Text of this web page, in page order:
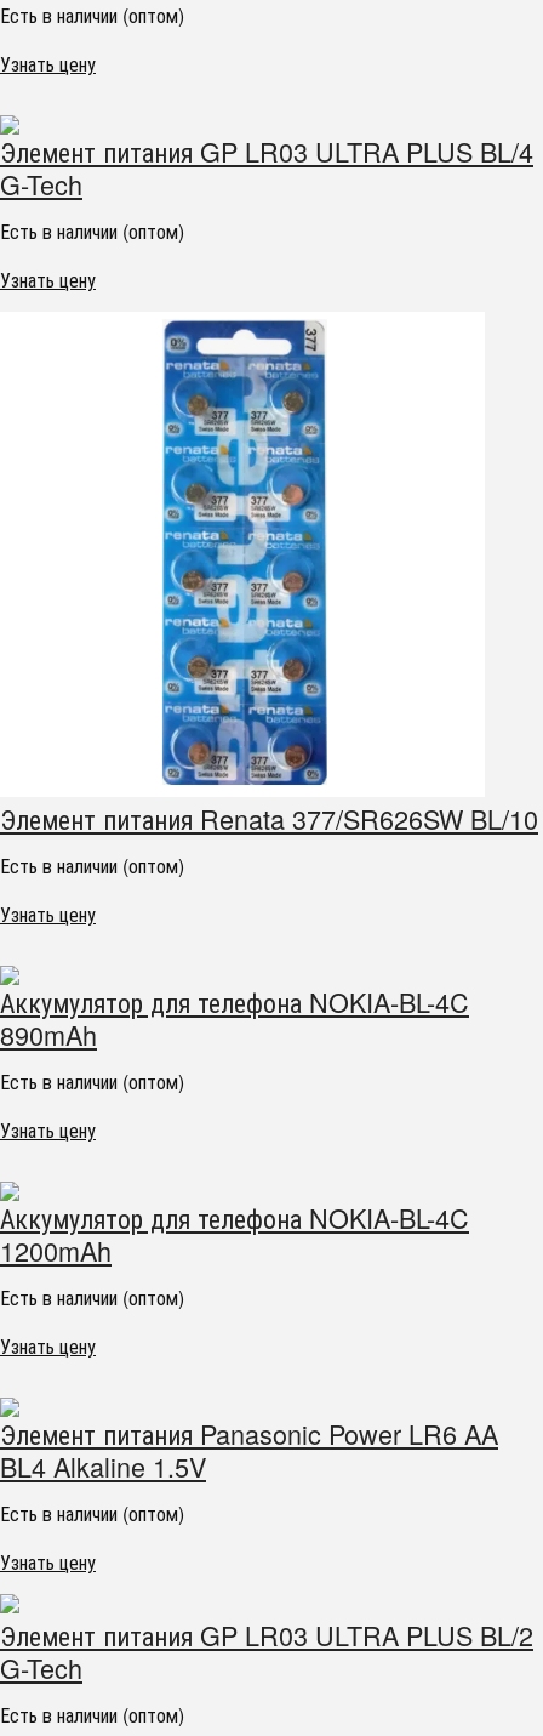
Есть в наличии (оптом)
Узнать цену
Элемент питания GP LR03 ULTRA PLUS BL/4
G-Tech
Есть в наличии (оптом)
Узнать цену
Элемент питания Renata 377/SR626SW BL/10
Есть в наличии (оптом)
Узнать цену
Аккумулятор для телефона NOKIA-BL-4C
890mAh
Есть в наличии (оптом)
Узнать цену
Аккумулятор для телефона NOKIA-BL-4C
1200mAh
Есть в наличии (оптом)
Узнать цену
Элемент питания Panasonic Power LR6 AA
BL4 Alkaline 1.5V
Есть в наличии (оптом)
Узнать цену
Элемент питания GP LR03 ULTRA PLUS BL/2
G-Tech
Есть в наличии (оптом)